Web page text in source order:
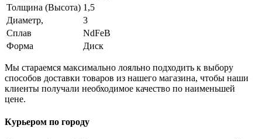
Толщина (Высота) 1,5
Диаметр,
3
Сплав
NdFeB
Форма
Диск
Мы стараемся максимально лояльно подходить к выбору
способов доставки товаров из нашего магазина, чтобы наши
клиенты получали необходимое качество по наименьшей
цене.
Курьером по городу